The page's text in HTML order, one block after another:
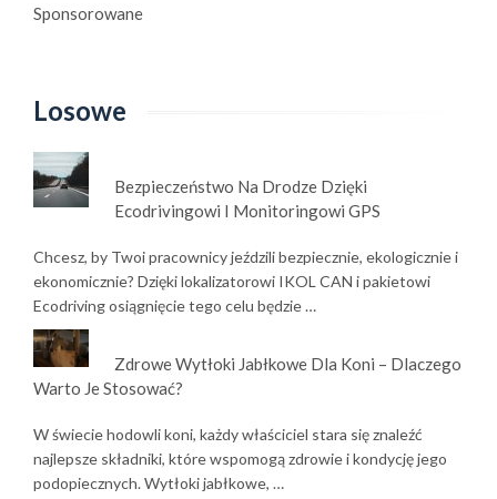
Sponsorowane
Losowe
Bezpieczeństwo Na Drodze Dzięki
Ecodrivingowi I Monitoringowi GPS
Chcesz, by Twoi pracownicy jeździli bezpiecznie, ekologicznie i
ekonomicznie? Dzięki lokalizatorowi IKOL CAN i pakietowi
Ecodriving osiągnięcie tego celu będzie …
Zdrowe Wytłoki Jabłkowe Dla Koni – Dlaczego
Warto Je Stosować?
W świecie hodowli koni, każdy właściciel stara się znaleźć
najlepsze składniki, które wspomogą zdrowie i kondycję jego
podopiecznych. Wytłoki jabłkowe, …